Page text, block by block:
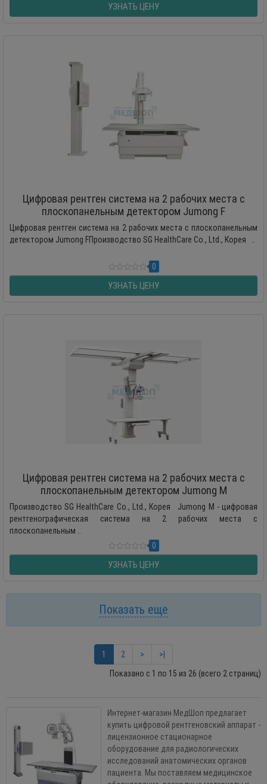
УЗНАТЬ ЦЕНУ
Цифровая рентген система на 2 рабочих места с
плоскопанельным детектором Jumong F
Цифровая рентген система на 2 рабочих места с плоскопанельным
детектором Jumong FПроизводство SG HealthCare Co., Ltd., Корея ..
0
УЗНАТЬ ЦЕНУ
Цифровая рентген система на 2 рабочих места с
плоскопанельным детектором Jumong M
Производство SG HealthCare Co., Ltd., Корея Jumong M - цифровая
рентгенографическая система на 2 рабочих места с
плоскопанельным ..
0
УЗНАТЬ ЦЕНУ
Показать еще
1 2 >
>|
Показано с 1 по 15 из 26 (всего 2 страниц)
Интернет-магазин МедШоп предлагает
купить цифровой рентгеновский аппарат -
лицензионное стационарное
оборудование для радиологических
исследований анатомических органов
пациента. Мы поставляем медицинское